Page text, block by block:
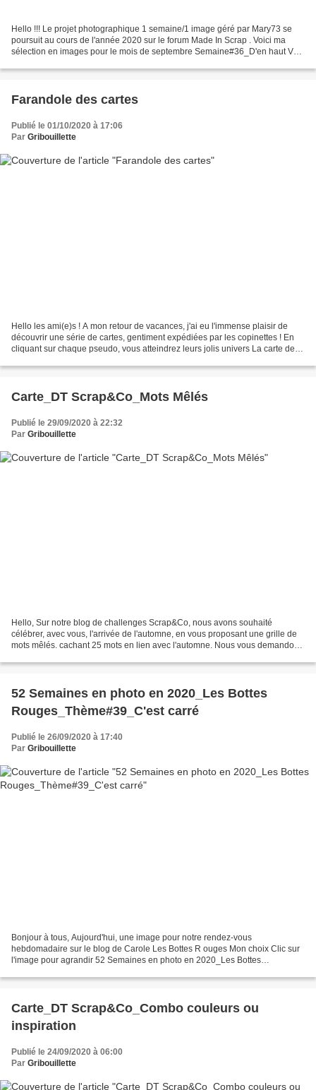
Hello !!! Le projet photographique 1 semaine/1 image géré par Mary73 se
poursuit au cours de l'année 2020 sur le forum Made In Scrap . Voici ma
sélection en images pour le mois de septembre Semaine#36_D'en haut Vue
Farandole des cartes
Publié le 01/10/2020 à 17:06
Par Gribouillette
Hello les ami(e)s ! A mon retour de vacances, j'ai eu l'immense plaisir de
découvrir une série de cartes, gentiment expédiées par les copinettes ! En
cliquant sur chaque pseudo, vous atteindrez leurs jolis univers La carte de
Carte_DT Scrap&Co_Mots Mêlés
Publié le 29/09/2020 à 22:32
Par Gribouillette
Hello, Sur notre blog de challenges Scrap&Co, nous avons souhaité
célébrer, avec vous, l'arrivée de l'automne, en vous proposant une grille de
mots mêlés. cachant 25 mots en lien avec l'automne. Nous vous demandons
52 Semaines en photo en 2020_Les Bottes
Rouges_Thème#39_C'est carré
Publié le 26/09/2020 à 17:40
Par Gribouillette
Bonjour à tous, Aujourd'hui, une image pour notre rendez-vous
hebdomadaire sur le blog de Carole Les Bottes R ouges Mon choix Clic sur
l'image pour agrandir 52 Semaines en photo en 2020_Les Bottes
Carte_DT Scrap&Co_Combo couleurs ou
inspiration
Publié le 24/09/2020 à 06:00
Par Gribouillette